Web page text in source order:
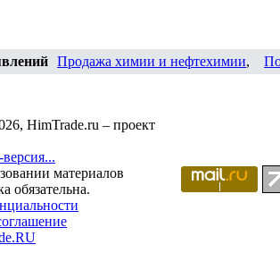
Продажа химии и нефтехимии,
HimTrade.ru – проект
материалов
обязательна.